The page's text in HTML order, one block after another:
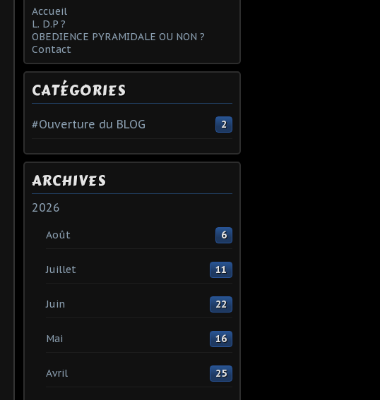
Accueil
L. D.P ?
OBEDIENCE PYRAMIDALE OU NON ?
Contact
CATÉGORIES
#Ouverture du BLOG 2
ARCHIVES
2026
Août 6
Juillet 11
Juin 22
Mai 16
Avril 25